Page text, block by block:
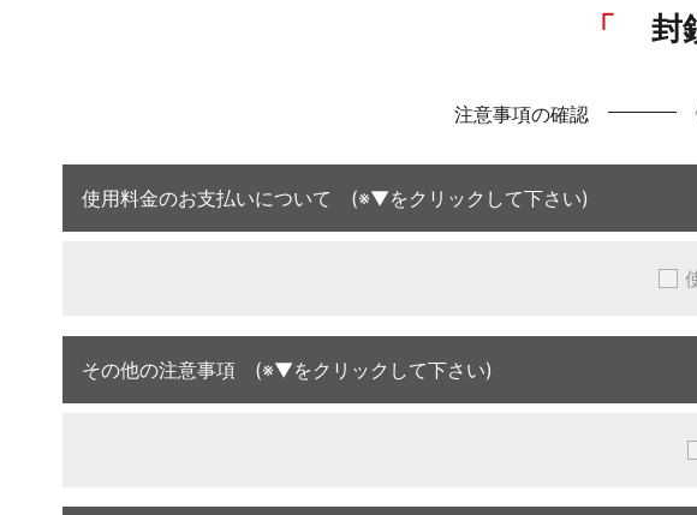
封
注意事項の確認
使用料金のお支払いについて (※▼をクリックして下さい)
その他の注意事項 (※▼をクリックして下さい)